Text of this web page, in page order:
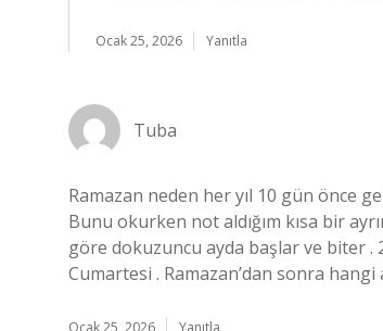
Ocak 25, 2026 Yanıtla
Tuba
Ramazan neden her yıl 10 gün önce
Bunu okurken not aldığım kısa bir
göre dokuzuncu ayda başlar ve biter .
Cumartesi . Ramazan’dan sonra
Ocak 25, 2026 Yanıtla